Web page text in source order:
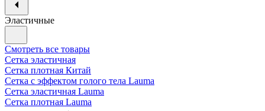
Эластичные
Смотреть все товары
Сетка эластичная
Сетка плотная Китай
Сетка с эффектом голого тела Lauma
Сетка эластичная Lauma
Сетка плотная Lauma